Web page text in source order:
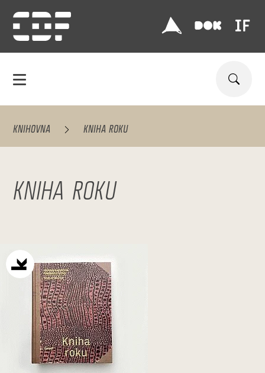
KNIHOVNA KNIHA ROKU
KNIHA ROKU